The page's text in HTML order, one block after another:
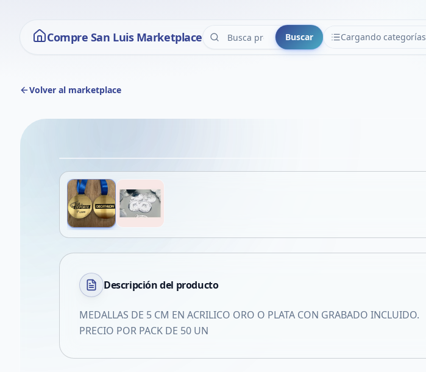
Compre San Luis Marketplace Buscar Cargando categorías
CATEGORÍAS
Volver al marketplace
Descripción del producto
MEDALLAS DE 5 CM EN ACRILICO ORO O PLATA CON GRABADO INCLUIDO.
PRECIO POR PACK DE 50 UN